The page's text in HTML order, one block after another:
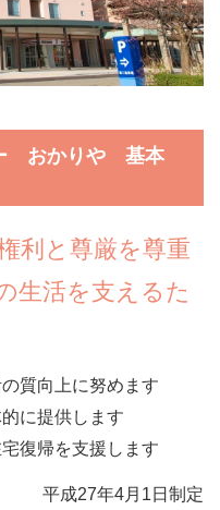
おかりや 基本
利と尊厳を尊重
生活を支えるた
質向上に努めます
に提供します
復帰を支援します
平成27年4月1日制定